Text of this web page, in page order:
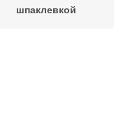
шпаклевкой